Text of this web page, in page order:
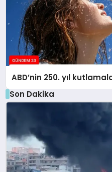
ABD’nin 250. yıl
Son Dakika